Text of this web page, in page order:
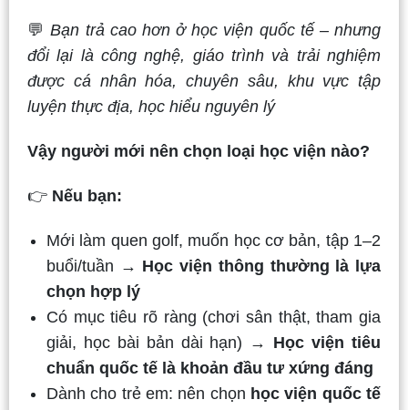
💬Bạn trả cao hơn ở học viện quốc tế – nhưng
đổi lại là công nghệ, giáo trình và trải nghiệm
được cá nhân hóa, chuyên sâu, khu vực tập
luyện thực địa, học hiểu nguyên lý
Vậy người mới nên chọn loại học viện nào?
👉 Nếu bạn:
Mới làm quen golf, muốn học cơ bản, tập 1–2
buổi/tuần → Học viện thông thường là lựa
chọn hợp lý
Có mục tiêu rõ ràng (chơi sân thật, tham gia
giải, học bài bản dài hạn) → Học viện tiêu
chuẩn quốc tế là khoản đầu tư xứng đáng
Dành cho trẻ em: nên chọn học viện quốc tế